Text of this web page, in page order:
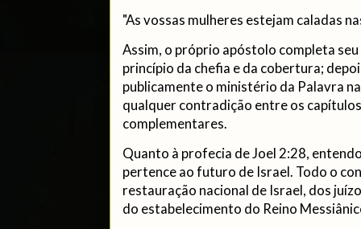
"As vossas mulheres estejam caladas
Assim, o próprio apóstolo completa
princípio da chefia e da cobertura;
publicamente o ministério da Palavra
qualquer contradição entre os
complementares.
Quanto à profecia de Joel 2:28,
pertence ao futuro de Israel. Todo o
restauração nacional de Israel, dos
do estabelecimento do Reino